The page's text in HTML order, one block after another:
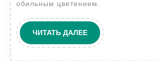
обильным цветением.
ЧИТАТЬ ДАЛЕЕЧИТАТЬ
ДАЛЕЕ